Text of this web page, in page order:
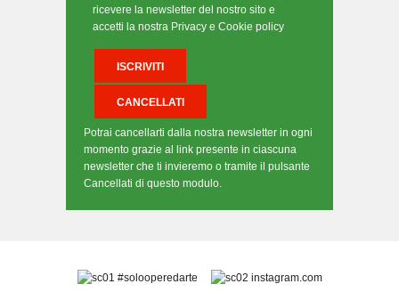
ricevere la newsletter del nostro sito e
accetti la nostra Privacy e Cookie policy
Potrai cancellarti dalla nostra newsletter in ogni
momento grazie al link presente in ciascuna
newsletter che ti invieremo o tramite il pulsante
Cancellati di questo modulo.
#solooperedarte instagram.com